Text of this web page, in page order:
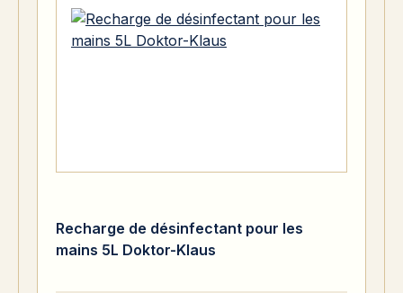
Recharge de désinfectant pour les
mains 5L Doktor-Klaus